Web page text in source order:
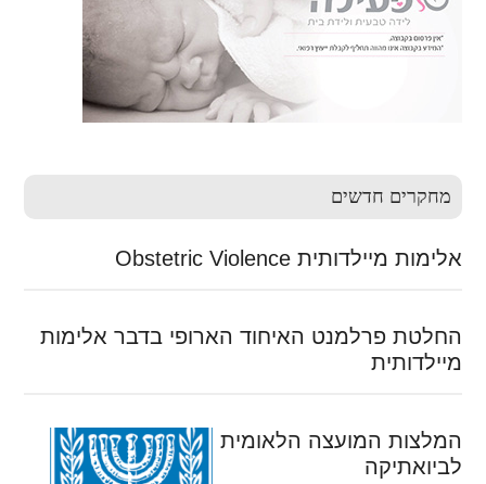
מחקרים חדשים
אלימות מיילדותית Obstetric Violence
החלטת פרלמנט האיחוד הארופי בדבר אלימות
מיילדותית
המלצות המועצה הלאומית
לביואתיקה